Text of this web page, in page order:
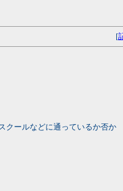
[
クールなどに通っているか否か